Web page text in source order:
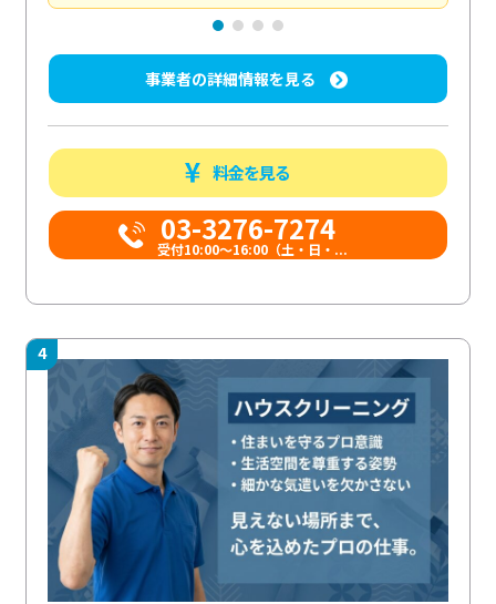
事業者の詳細情報を見る
料金を見る
03-3276-7274
受付10:00〜16:00（土・日・...
4